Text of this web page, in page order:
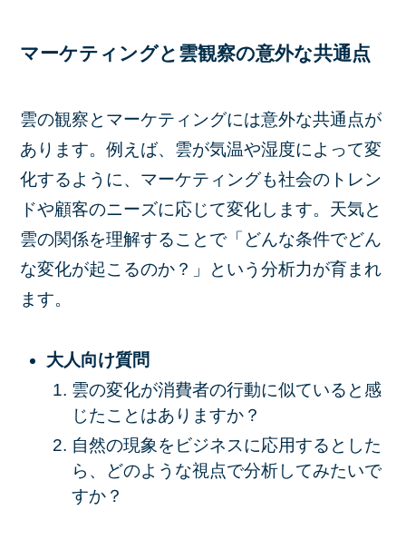
マーケティングと雲観察の意外な共通点
雲の観察とマーケティングには意外な共通点が
あります。例えば、雲が気温や湿度によって変
化するように、マーケティングも社会のトレン
ドや顧客のニーズに応じて変化します。天気と
雲の関係を理解することで「どんな条件でどん
な変化が起こるのか？」という分析力が育まれ
ます。
大人向け質問
雲の変化が消費者の行動に似ていると感
じたことはありますか？
自然の現象をビジネスに応用するとした
ら、どのような視点で分析してみたいで
すか？